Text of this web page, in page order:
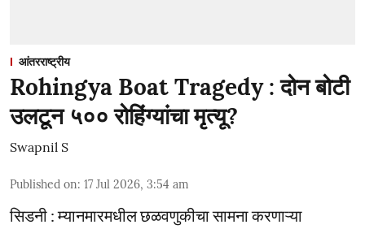
आंतरराष्ट्रीय
Rohingya Boat Tragedy : दोन बोटी
उलटून ५०० रोहिंग्यांचा मृत्यू?
Swapnil S
Published on: 17 Jul 2026, 3:54 am
सिडनी : म्यानमारमधील छळवणुकीचा सामना करणाऱ्या